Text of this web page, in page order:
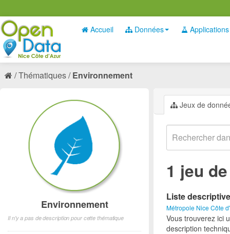
Accueil Données Applications
Thématiques Environnement
Jeux de
1 jeu
Liste
Métropole Nice Côte
Vous trouverez ici
description
Environnement
Il n'y a pas de description pour cette thématique